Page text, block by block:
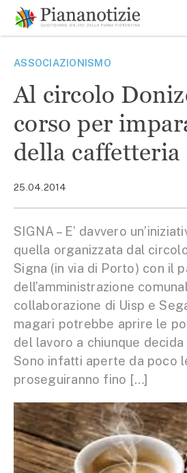
contenuto
SEARCH
ASSOCIAZIONISMO
Al circolo
corso per
della caffetteria
25.04.2014
SIGNA – E’ davvero
quella organizzata dal
Signa (in via di Porto) con il
dell’amministrazione
collaborazione di Uisp e
magari potrebbe aprire le
del lavoro a chiunque
Sono infatti aperte da poco
proseguiranno fino […]